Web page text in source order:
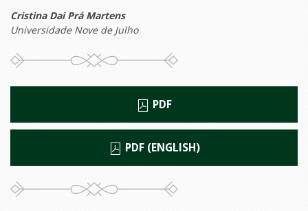
Cristina Dai Prá Martens
Universidade Nove de Julho
PDF
PDF (ENGLISH)